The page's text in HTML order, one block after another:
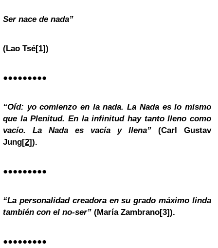
Ser nace de nada”
(Lao Tsé[1])
●●●●●●●●●
“Oíd: yo comienzo en la nada. La Nada es lo mismo
que la Plenitud. En la infinitud hay tanto lleno como
vacío. La Nada es vacía y llena” (Carl Gustav
Jung[2]).
●●●●●●●●●
“La personalidad creadora en su grado máximo linda
también con el no-ser” (María Zambrano[3]).
●●●●●●●●●